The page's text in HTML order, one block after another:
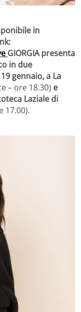
in
GIORGIA presenta
in due
gennaio, a La
– ore 18.30) e
Laziale di
17.00).